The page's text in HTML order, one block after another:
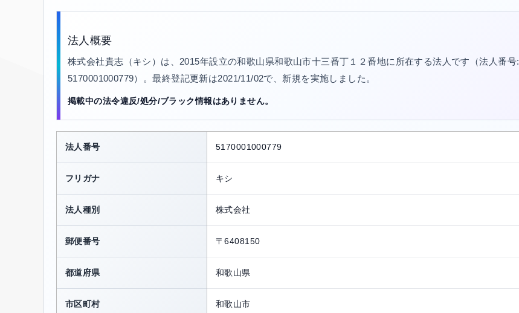
法人概要
株式会社貴志（キシ）は、2015年設立の和歌山県和歌山市十三番丁１２番地に所在する法人です（法人番号:
5170001000779）。最終登記更新は2021/11/02で、新規を実施しました。
掲載中の法令違反/処分/ブラック情報はありません。
法人番号 5170001000779
フリガナ キシ
法人種別 株式会社
郵便番号 〒6408150
都道府県 和歌山県
市区町村 和歌山市